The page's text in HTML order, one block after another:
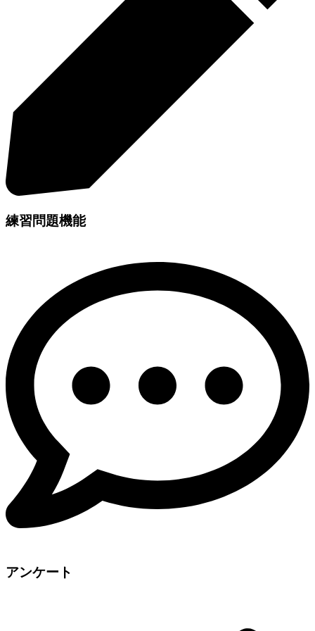
練習問題機能
アンケート